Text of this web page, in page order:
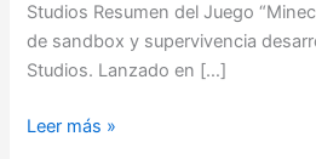
Studios Resumen del Juego
de sandbox y supervivencia
Studios. Lanzado en […]
Leer más »